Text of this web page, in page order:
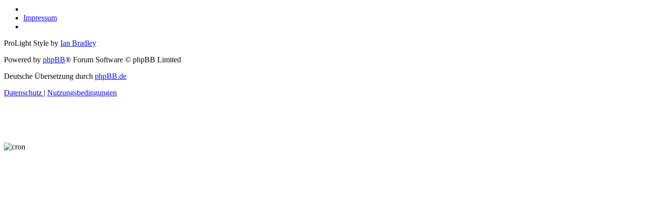
Impressum
ProLight Style by Ian Bradley
Powered by phpBB® Forum Software © phpBB Limited
Deutsche Übersetzung durch phpBB.de
Datenschutz | Nutzungsbedingungen